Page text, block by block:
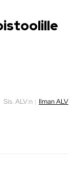
Sis. ALV:n | Ilman ALV